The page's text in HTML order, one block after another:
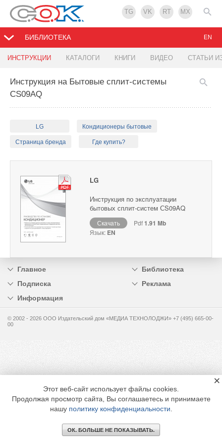
TG VK RT MX
БИБЛИОТЕКА
ИНСТРУКЦИИ КАТАЛОГИ КНИГИ ВИДЕО СТАТЬИ
EN
Инструкция на Бытовые сплит-системы
СS09AQ
LG Кондиционеры бытовые
Страница бренда Где купить?
LG
Инструкция по эксплуатации
бытовых сплит-систем СS09AQ
Скачать Pdf1.91 Mb
Язык: EN
Главное
Библиотека
Подписка
Реклама
Информация
© 2002 - 2026 OOO Издательский дом «МЕДИА ТЕХНОЛОДЖИ» +7 (495) 665-00-
00
Этот веб-сайт использует файлы cookies.
Продолжая просмотр сайта, Вы соглашаетесь и принимаете
нашу политику конфиденциальности
ОК. БОЛЬШЕ НЕ ПОКАЗЫВАТЬ.
×